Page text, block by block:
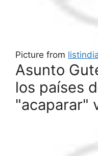
Picture from
Asunto
los países
"acaparar"